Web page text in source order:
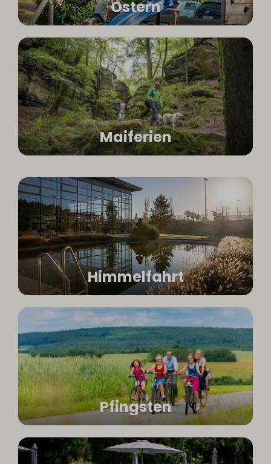
Ostern
Maiferien
Himmelfahrt
Pfingsten